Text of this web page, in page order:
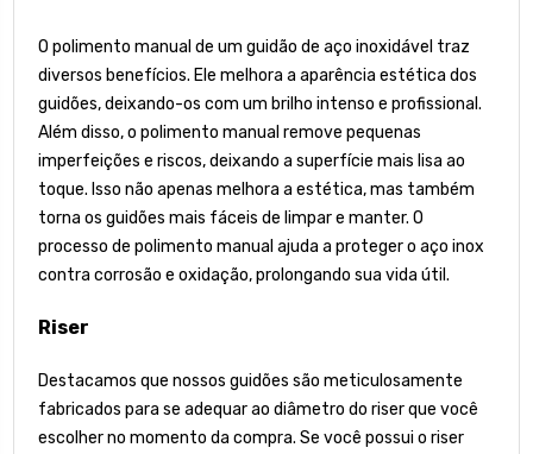
O polimento manual de um guidão de aço inoxidável traz
diversos benefícios. Ele melhora a aparência estética dos
guidões, deixando-os com um brilho intenso e profissional.
Além disso, o polimento manual remove pequenas
imperfeições e riscos, deixando a superfície mais lisa ao
toque. Isso não apenas melhora a estética, mas também
torna os guidões mais fáceis de limpar e manter. O
processo de polimento manual ajuda a proteger o aço inox
contra corrosão e oxidação, prolongando sua vida útil.
Riser
Destacamos que nossos guidões são meticulosamente
fabricados para se adequar ao diâmetro do riser que você
escolher no momento da compra. Se você possui o riser